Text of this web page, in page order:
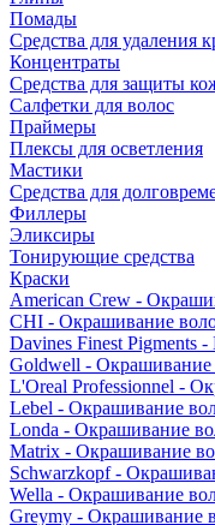
Помады
Средства для удаления
Концентраты
Средства для защиты
Салфетки для волос
Праймеры
Плексы для осветления
Мастики
Средства для
Филлеры
Эликсиры
Тонирующие средства
Краски
American Crew -
CHI - Окрашивание
Davines Finest Pigments
Goldwell - Окрашивание
L'Oreal Professionnel -
Lebel - Окрашивание
Londa - Окрашивание
Matrix - Окрашивание
Schwarzkopf -
Wella - Окрашивание
Greymy - Окрашивание